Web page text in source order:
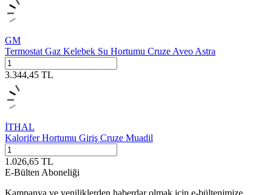
GM
Termostat Gaz Kelebek Su Hortumu Cruze Aveo Astra
3.344,45 TL
İTHAL
Kalorifer Hortumu Giriş Cruze Muadil
1.026,65 TL
E-Bülten Aboneliği
Kampanya ve yeniliklerden haberdar olmak için e-bültenimize